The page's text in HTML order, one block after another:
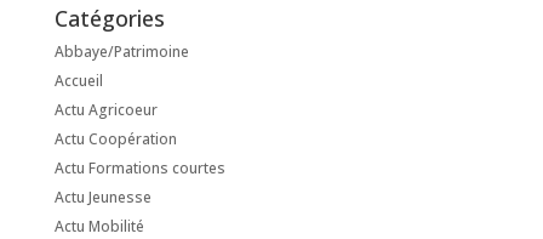
Catégories
Abbaye/Patrimoine
Accueil
Actu Agricoeur
Actu Coopération
Actu Formations courtes
Actu Jeunesse
Actu Mobilité